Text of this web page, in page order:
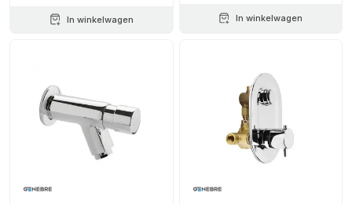
In winkelwagen In winkelwagen